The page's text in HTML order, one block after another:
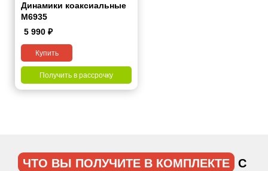
Динамики коаксиальные
M6935
5 990 ₽
Купить
Получить в рассрочку
ЧТО ВЫ ПОЛУЧИТЕ В КОМПЛЕКТЕ
С